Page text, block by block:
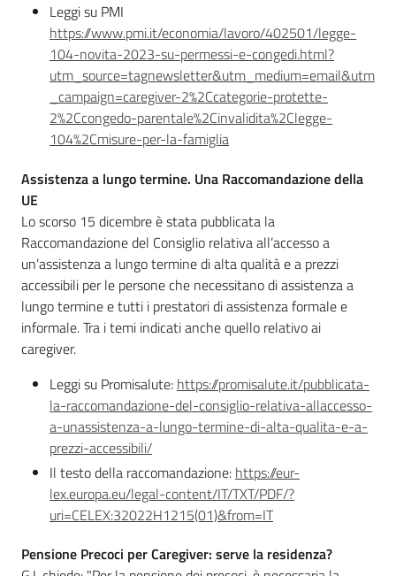
Leggi su PMI
https://www.pmi.it/economia/lavoro/402501/legge-
104-novita-2023-su-permessi-e-congedi.html?
utm_source=tagnewsletter&utm_medium=email&utm
_campaign=caregiver-2%2Ccategorie-protette-
2%2Ccongedo-parentale%2Cinvalidita%2Clegge-
104%2Cmisure-per-la-famiglia
Assistenza a lungo termine. Una Raccomandazione della
UE
Lo scorso 15 dicembre è stata pubblicata la
Raccomandazione del Consiglio relativa all’accesso a
un’assistenza a lungo termine di alta qualità e a prezzi
accessibili per le persone che necessitano di assistenza a
lungo termine e tutti i prestatori di assistenza formale e
informale. Tra i temi indicati anche quello relativo ai
caregiver.
Leggi su Promisalute: https://promisalute.it/pubblicata-
la-raccomandazione-del-consiglio-relativa-allaccesso-
a-unassistenza-a-lungo-termine-di-alta-qualita-e-a-
prezzi-accessibili/
Il testo della raccomandazione: https://eur-
lex.europa.eu/legal-content/IT/TXT/PDF/?
uri=CELEX:32022H1215(01)&from=IT
Pensione Precoci per Caregiver: serve la residenza?